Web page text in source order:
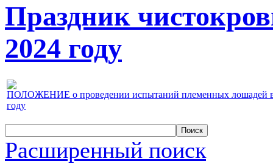
Праздник
2024 году
ПОЛОЖЕНИЕ о проведении испытаний племенных лошадей
году
Расширенный поиск